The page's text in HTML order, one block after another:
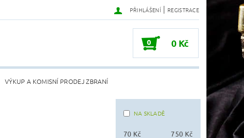
PŘIHLÁŠENÍ | REGISTRACE
0 0 Kč
VÝKUP A KOMISNÍ PRODEJ ZBRANÍ
NA SKLADĚ
70 Kč 750 Kč